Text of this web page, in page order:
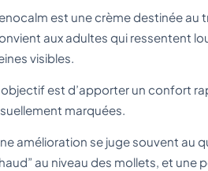
est une crème destinée au
aux adultes qui ressentent
visibles.
est d’apporter un confort
marquées.
amélioration se juge souvent au
au niveau des mollets, et une